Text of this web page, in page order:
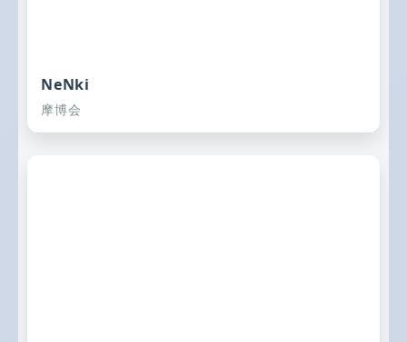
NeNki
摩博会